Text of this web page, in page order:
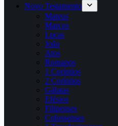
Novo Testamento
Mateus
Marcos
Lucas
João
Atos
Romanos
1 Coríntios
2 Coríntios
Gálatas
Efésios
Filipenses
Colossenses